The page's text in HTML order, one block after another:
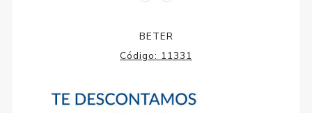
BETER
Código: 11331